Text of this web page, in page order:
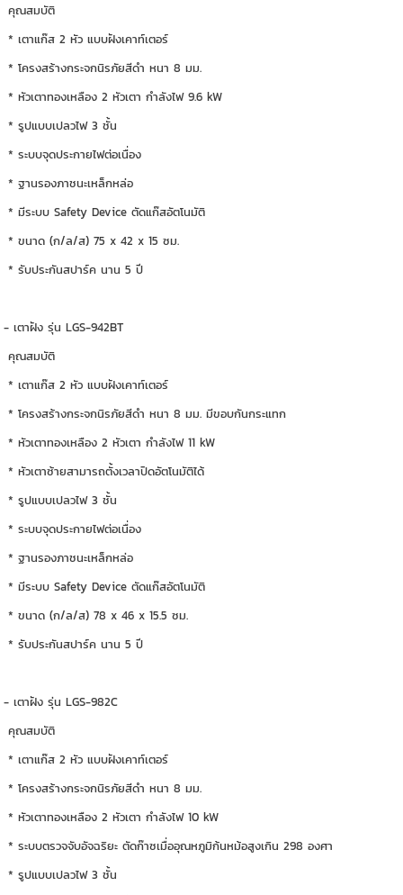
คุณสมบัติ
* เตาแก๊ส 2 หัว แบบฝังเคาท์เตอร์
* โครงสร้างกระจกนิรภัยสีดำ หนา 8 มม.
* หัวเตาทองเหลือง 2 หัวเตา กำลังไฟ 9.6 kW
* รูปแบบเปลวไฟ 3 ชั้น
* ระบบจุดประกายไฟต่อเนื่อง
* ฐานรองภาชนะเหล็กหล่อ
* มีระบบ Safety Device ตัดแก๊สอัตโนมัติ
* ขนาด (ก/ล/ส) 75 x 42 x 15 ซม.
* รับประกันสปาร์ค นาน 5 ปี
- เตาฝัง รุ่น LGS-942BT
คุณสมบัติ
* เตาแก๊ส 2 หัว แบบฝังเคาท์เตอร์
* โครงสร้างกระจกนิรภัยสีดำ หนา 8 มม. มีขอบกันกระแทก
* หัวเตาทองเหลือง 2 หัวเตา กำลังไฟ 11 kW
* หัวเตาซ้ายสามารถตั้งเวลาปิดอัตโนมัติได้
* รูปแบบเปลวไฟ 3 ชั้น
* ระบบจุดประกายไฟต่อเนื่อง
* ฐานรองภาชนะเหล็กหล่อ
* มีระบบ Safety Device ตัดแก๊สอัตโนมัติ
* ขนาด (ก/ล/ส) 78 x 46 x 15.5 ซม.
* รับประกันสปาร์ค นาน 5 ปี
- เตาฝัง รุ่น LGS-982C
คุณสมบัติ
* เตาแก๊ส 2 หัว แบบฝังเคาท์เตอร์
* โครงสร้างกระจกนิรภัยสีดำ หนา 8 มม.
* หัวเตาทองเหลือง 2 หัวเตา กำลังไฟ 10 kW
* ระบบตรวจจับอัจฉริยะ ตัดก๊าซเมื่ออุณหภูมิก้นหม้อสูงเกิน 298 องศา
* รูปแบบเปลวไฟ 3 ชั้น